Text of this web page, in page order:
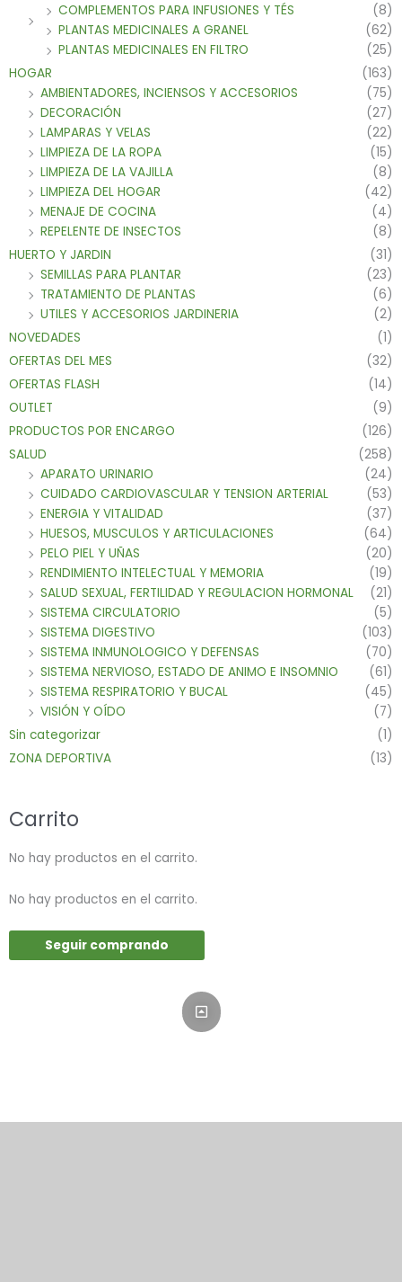
COMPLEMENTOS PARA INFUSIONES Y TÉS
(8)
PLANTAS MEDICINALES A GRANEL
(62)
PLANTAS MEDICINALES EN FILTRO
(25)
HOGAR
(163)
AMBIENTADORES, INCIENSOS Y ACCESORIOS
(75)
DECORACIÓN
(27)
LAMPARAS Y VELAS
(22)
LIMPIEZA DE LA ROPA
(15)
LIMPIEZA DE LA VAJILLA
(8)
LIMPIEZA DEL HOGAR
(42)
MENAJE DE COCINA
(4)
REPELENTE DE INSECTOS
(8)
HUERTO Y JARDIN
(31)
SEMILLAS PARA PLANTAR
(23)
TRATAMIENTO DE PLANTAS
(6)
UTILES Y ACCESORIOS JARDINERIA
(2)
NOVEDADES
(1)
OFERTAS DEL MES
(32)
OFERTAS FLASH
(14)
OUTLET
(9)
PRODUCTOS POR ENCARGO
(126)
SALUD
(258)
APARATO URINARIO
(24)
CUIDADO CARDIOVASCULAR Y TENSION ARTERIAL
(53)
ENERGIA Y VITALIDAD
(37)
HUESOS, MUSCULOS Y ARTICULACIONES
(64)
PELO PIEL Y UÑAS
(20)
RENDIMIENTO INTELECTUAL Y MEMORIA
(19)
SALUD SEXUAL, FERTILIDAD Y REGULACION HORMONAL
(21)
SISTEMA CIRCULATORIO
(5)
SISTEMA DIGESTIVO
(103)
SISTEMA INMUNOLOGICO Y DEFENSAS
(70)
SISTEMA NERVIOSO, ESTADO DE ANIMO E INSOMNIO
(61)
SISTEMA RESPIRATORIO Y BUCAL
(45)
VISIÓN Y OÍDO
(7)
Sin categorizar
(1)
ZONA DEPORTIVA
(13)
Carrito
No hay productos en el carrito.
No hay productos en el carrito.
Seguir comprando